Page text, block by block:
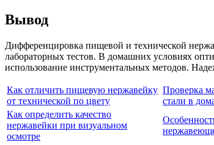
Вывод
Дифференцировка пищевой и технической
лабораторных тестов. В домашних условиях
использование инструментальных методов.
Как отличить пищевую нержавейку
от технической по цвету
Проверка
стали в
Как определить качество
нержавейки при визуальном
осмотре